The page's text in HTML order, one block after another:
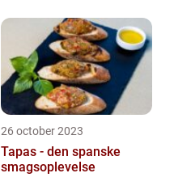
26 october 2023
Tapas - den spanske
smagsoplevelse